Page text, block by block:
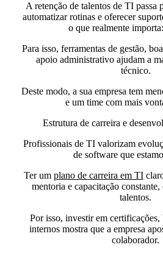
A retenção de talentos de TI passa
automatizar rotinas e oferecer
o que realmente importa:
Para isso, ferramentas de gestão,
apoio administrativo ajudam a
técnico.
Deste modo, a sua empresa tem
e um time com mais
Estrutura de carreira e
Profissionais de TI valorizam
de software que
Ter um plano de carreira em TI
mentoria e capacitação constante,
talentos.
Por isso, investir em certificações,
internosmostra que a empresa
colaborador.